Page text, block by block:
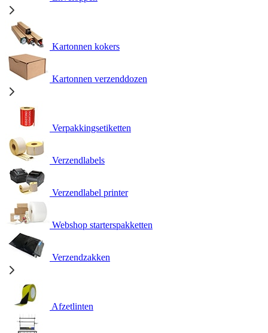
Kartonnen kokers
Kartonnen verzenddozen
Verpakkingsetiketten
Verzendlabels
Verzendlabel printer
Webshop starterspakketten
Verzendzakken
Afzetlinten